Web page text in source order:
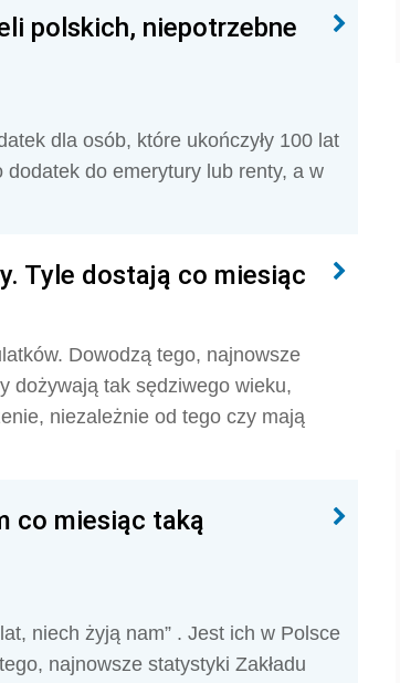
polskich, niepotrzebne
dla osób, które ukończyły 100 lat
do emerytury lub renty, a w
Tyle dostają co miesiąc
Dowodzą tego, najnowsze
dożywają tak sędziwego wieku,
niezależnie od tego czy mają
co miesiąc taką
niech żyją nam” . Jest ich w Polsce
najnowsze statystyki Zakładu